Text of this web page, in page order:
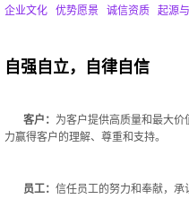
企业文化
优势愿景 诚信资质 起源
自强自立，自律自信
客户： 为客户提供高质量和最大价
力赢得客户的理解、尊重和支持。
员工： 信任员工的努力和奉献，